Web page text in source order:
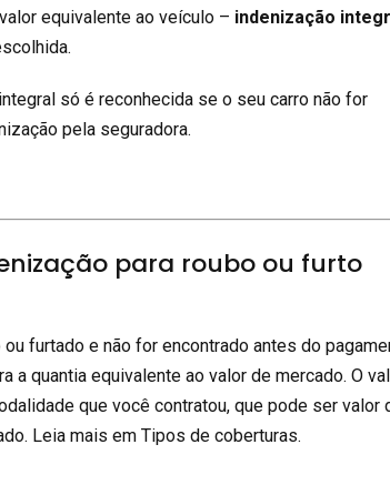
equivalente ao veículo – indenização
só é reconhecida se o seu carro não for
pela seguradora.
para roubo ou furto
furtado e não for encontrado antes do
a quantia equivalente ao valor de mercado. O
que você contratou, que pode ser valor
Leia mais em Tipos de coberturas.